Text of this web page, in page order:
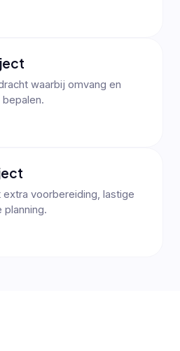
waarbij omvang en
voorbereiding, lastige